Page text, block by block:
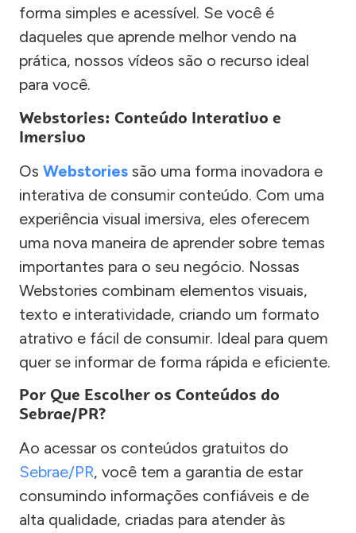
forma simples e acessível. Se você é
daqueles que aprende melhor vendo na
prática, nossos vídeos são o recurso ideal
para você.
Webstories: Conteúdo Interativo e
Imersivo
Os Webstories são uma forma inovadora e
interativa de consumir conteúdo. Com uma
experiência visual imersiva, eles oferecem
uma nova maneira de aprender sobre temas
importantes para o seu negócio. Nossas
Webstories combinam elementos visuais,
texto e interatividade, criando um formato
atrativo e fácil de consumir. Ideal para quem
quer se informar de forma rápida e eficiente.
Por Que Escolher os Conteúdos do
Sebrae/PR?
Ao acessar os conteúdos gratuitos do
Sebrae/PR, você tem a garantia de estar
consumindo informações confiáveis e de
alta qualidade, criadas para atender às